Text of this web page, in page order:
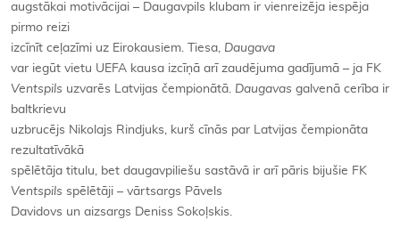
augstākai motivācijai – Daugavpils klubam ir vienreizēja iespēja
pirmo reizi
izcīnīt ceļazīmi uz Eirokausiem. Tiesa, Daugava
var iegūt vietu UEFA kausa izcīņā arī zaudējuma gadījumā – ja FK
Ventspils uzvarēs Latvijas čempionātā. Daugavas galvenā cerība ir
baltkrievu
uzbrucējs Nikolajs Rindjuks, kurš cīnās par Latvijas čempionāta
rezultatīvākā
spēlētāja titulu, bet daugavpiliešu sastāvā ir arī pāris bijušie FK
Ventspils spēlētāji – vārtsargs Pāvels
Davidovs un aizsargs Deniss Sokoļskis.